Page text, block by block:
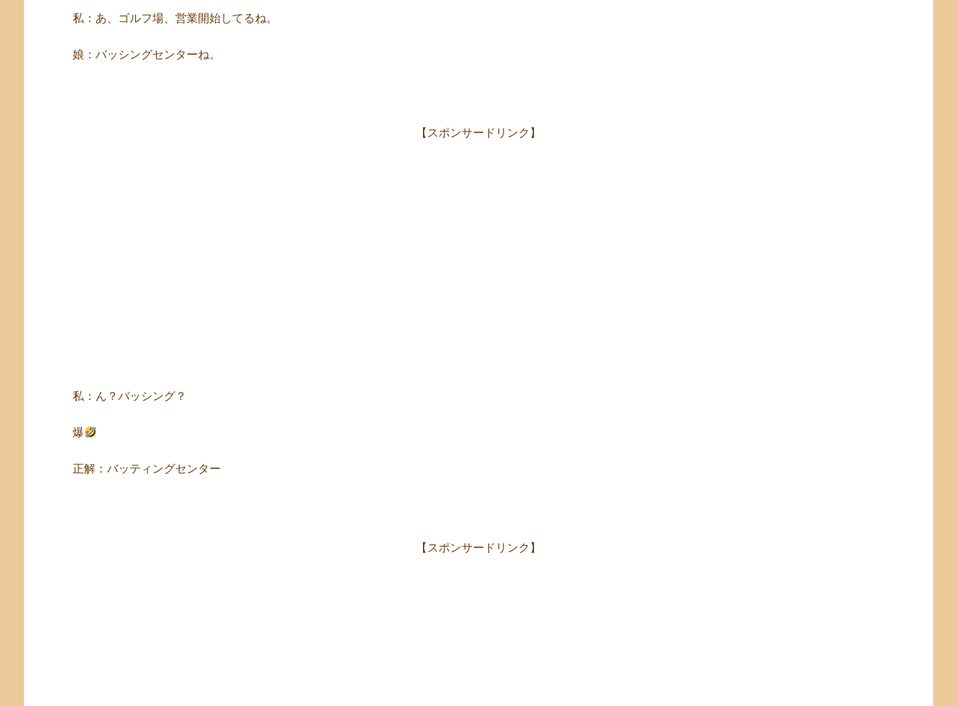
私：あ、ゴルフ場、営業開始してるね。
娘：バッシングセンターね。
【スポンサードリンク】
私：ん？バッシング？
爆
正解：バッティングセンター
【スポンサードリンク】